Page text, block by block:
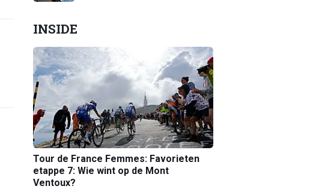
INSIDE
Tour de France Femmes: Favorieten
etappe 7: Wie wint op de Mont
Ventoux?